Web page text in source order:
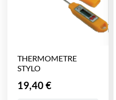
THERMOMETRE
STYLO
Prix
19,40 €